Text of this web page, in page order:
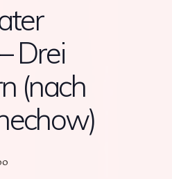
Drei
(nach